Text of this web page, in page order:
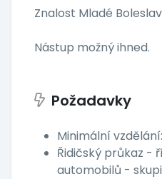
Znalost Mladé
Nástup možný ihned.
Požadavky
Minimální
Řidičský průkaz -
automobilů -